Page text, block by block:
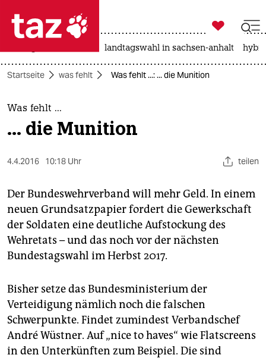
 taz zahl ich
taz zahl ich
themen
politik
öko
gesellschaft
kultur
sport
nord
wahrheit
verlag

taz zahl ich
landtagswahl in sachsen-anhalt
Startseite was fehlt Was fehlt ...: ... die Munition
Was fehlt ...
... die Munition
4.4.2016 10:18 Uhr teilen
Der Bundeswehrverband will mehr Geld. In einem
neuen Grundsatzpapier fordert die Gewerkschaft
der Soldaten eine deutliche Aufstockung des
Wehretats – und das noch vor der nächsten
Bundestagswahl im Herbst 2017.
Bisher setze das Bundesministerium der
Verteidigung nämlich noch die falschen
Schwerpunkte. Findet zumindest Verbandschef
André Wüstner. Auf „nice to haves“ wie Flatscreens
in den Unterkünften zum Beispiel. Die sind